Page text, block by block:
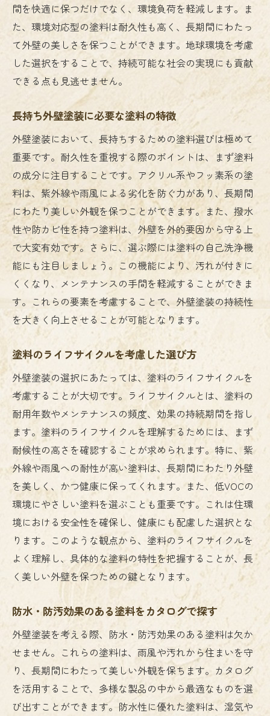
間を快適に保つだけでなく、環境負荷を軽減します。ま
た、環境対応型の塗料は耐久性も高く、長期間にわたっ
て外壁の美しさを保つことができます。地球環境を考慮
した選択をすることで、持続可能な社会の実現にも貢献
できる点も見逃せません。
長持ち外壁塗装に必要な塗料の特徴
外壁塗装において、長持ちするための塗料選びは極めて
重要です。耐久性を重視する際のポイントは、まず塗料
の成分に注目することです。アクリル系やフッ素系の塗
料は、紫外線や雨風による劣化を防ぐ力があり、長期間
にわたり美しい外観を保つことができます。また、撥水
性や防カビ性を持つ塗料は、外壁を外的要因から守る上
で大変有効です。さらに、選ぶ際には塗料の自己洗浄機
能にも注目しましょう。この機能により、汚れが付きに
くくなり、メンテナンスの手間を軽減することができま
す。これらの要素を考慮することで、外壁塗装の持続性
を大きく向上させることが可能となります。
塗料のライフサイクルを考慮した選び方
外壁塗装の選択にあたっては、塗料のライフサイクルを
考慮することが大切です。ライフサイクルとは、塗料の
耐用年数やメンテナンスの頻度、効果の持続期間を指し
ます。塗料のライフサイクルを理解するためには、まず
耐候性の高さを確認することが求められます。特に、紫
外線や雨風への耐性が高い塗料は、長期間にわたり外壁
を美しく、かつ健康に保ってくれます。また、低VOCの
環境にやさしい塗料を選ぶことも重要です。これは住環
境における安全性を確保し、健康にも配慮した選択とな
ります。このような観点から、塗料のライフサイクルを
よく理解し、具体的な塗料の特性を把握することが、長
く美しい外壁を保つための鍵となります。
防水・防汚効果のある塗料をカタログで探す
外壁塗装を考える際、防水・防汚効果のある塗料は欠か
せません。これらの塗料は、雨風や汚れから住まいを守
り、長期間にわたって美しい外観を保ちます。カタログ
を活用することで、多様な製品の中から最適なものを選
び出すことができます。防水性に優れた塗料は、湿気や